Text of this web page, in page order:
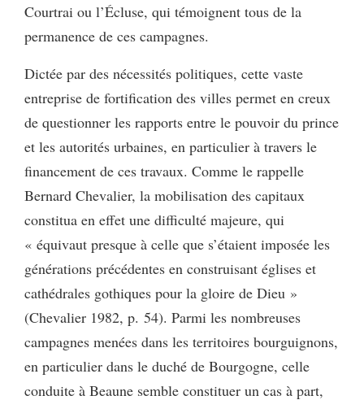
Courtrai ou l’Écluse, qui témoignent tous de la
permanence de ces campagnes.
Dictée par des nécessités politiques, cette vaste
entreprise de fortification des villes permet en creux
de questionner les rapports entre le pouvoir du prince
et les autorités urbaines, en particulier à travers le
financement de ces travaux. Comme le rappelle
Bernard Chevalier, la mobilisation des capitaux
constitua en effet une difficulté majeure, qui
« équivaut presque à celle que s’étaient imposée les
générations précédentes en construisant églises et
cathédrales gothiques pour la gloire de Dieu »
(Chevalier 1982, p. 54). Parmi les nombreuses
campagnes menées dans les territoires bourguignons,
en particulier dans le duché de Bourgogne, celle
conduite à Beaune semble constituer un cas à part,